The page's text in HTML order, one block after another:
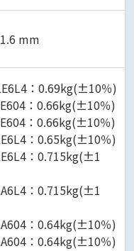
mm
：0.69kg(±10％)
：0.66kg(±10％)
：0.66kg(±10％)
：0.65kg(±10％)
：0.715kg(±1
：0.715kg(±1
：0.64kg(±10％)
：0.64kg(±10％)